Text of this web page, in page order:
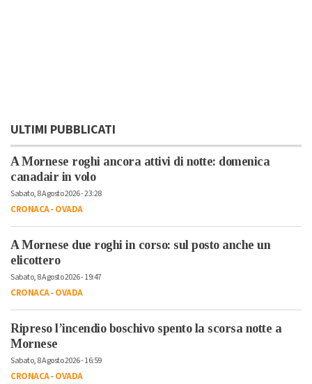
ULTIMI PUBBLICATI
A Mornese roghi ancora attivi di notte: domenica
canadair in volo
Sabato, 8 Agosto 2026 - 23:28
CRONACA-OVADA
A Mornese due roghi in corso: sul posto anche un
elicottero
Sabato, 8 Agosto 2026 - 19:47
CRONACA-OVADA
Ripreso l’incendio boschivo spento la scorsa notte a
Mornese
Sabato, 8 Agosto 2026 - 16:59
CRONACA-OVADA